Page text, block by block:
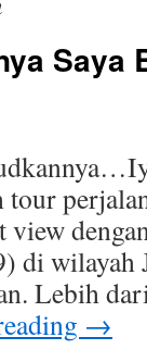
Saya
tour
di wilayah
Lebih
→